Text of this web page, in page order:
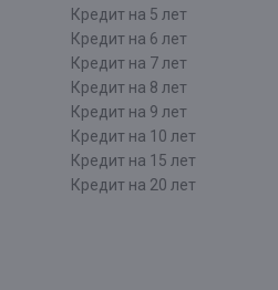
Кредит на 5 лет
Кредит на 6 лет
Кредит на 7 лет
Кредит на 8 лет
Кредит на 9 лет
Кредит на 10 лет
Кредит на 15 лет
Кредит на 20 лет